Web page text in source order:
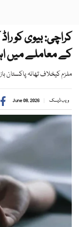
کراچی: بیوی کو
کے معاملے میں
ملزم کیخلاف تھانہ پاکستان
ویب ڈیسک June 08, 2026